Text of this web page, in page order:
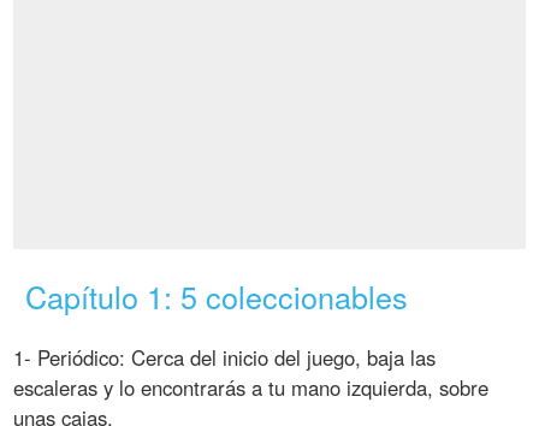
Capítulo 1: 5 coleccionables
1- Periódico: Cerca del inicio del juego, baja las
escaleras y lo encontrarás a tu mano izquierda, sobre
unas cajas.